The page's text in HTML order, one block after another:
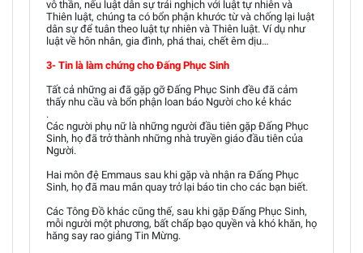
vô thần, nếu luật dân sự trái nghịch với luật tự nhiên và
Thiên luật, chúng ta có bổn phận khước từ và chống lại luật
dân sự để tuân theo luật tự nhiên và Thiên luật. Ví dụ như
luật về hôn nhân, gia đình, phá thai, chết êm dịu…
3- Tin là làm chứng cho Đấng Phục Sinh
Tất cả những ai đã gặp gỡ Đấng Phục Sinh đều đã cảm
thấy nhu cầu và bổn phận loan báo Người cho kẻ khác
.
Các người phụ nữ là những người đầu tiên gặp Đấng Phục
Sinh, họ đã trở thành những nhà truyền giáo đầu tiên của
Người.
Hai môn đệ Emmaus sau khi gặp và nhận ra Đấng Phục
Sinh, họ đã mau mắn quay trở lại báo tin cho các bạn biết.
Các Tông Đồ khác cũng thế, sau khi gặp Đấng Phục Sinh,
mỗi người một phương, bất chấp bạo quyền và khó khăn, họ
hăng say rao giảng Tin Mừng.